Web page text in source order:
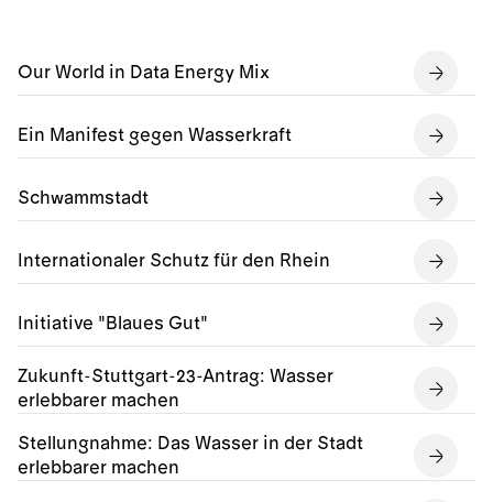
Our World in Data Energy Mix
Ein Manifest gegen Wasserkraft
Schwammstadt
Internationaler Schutz für den Rhein
Initiative "Blaues Gut"
Zukunft-Stuttgart-23-Antrag: Wasser
erlebbarer machen
Stellungnahme: Das Wasser in der Stadt
erlebbarer machen